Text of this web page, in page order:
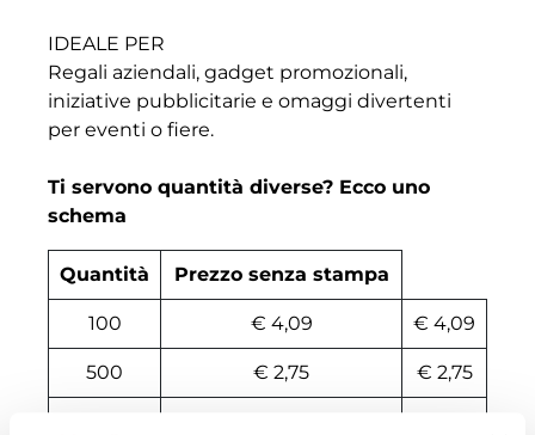
IDEALE PER
Regali aziendali, gadget promozionali,
iniziative pubblicitarie e omaggi divertenti
per eventi o fiere.
Ti servono quantità diverse? Ecco uno
schema
Quantità Prezzo senza stampa
100 € 4,09 € 4,09
500 € 2,75 € 2,75